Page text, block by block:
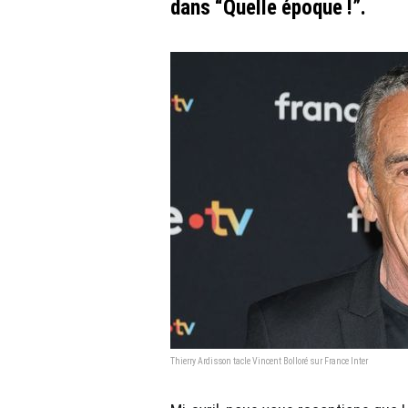
dans “Quelle époque !”.
Thierry Ardisson tacle Vincent Bolloré sur France Inter